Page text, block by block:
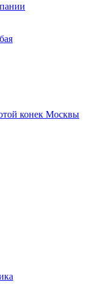
конек Москвы